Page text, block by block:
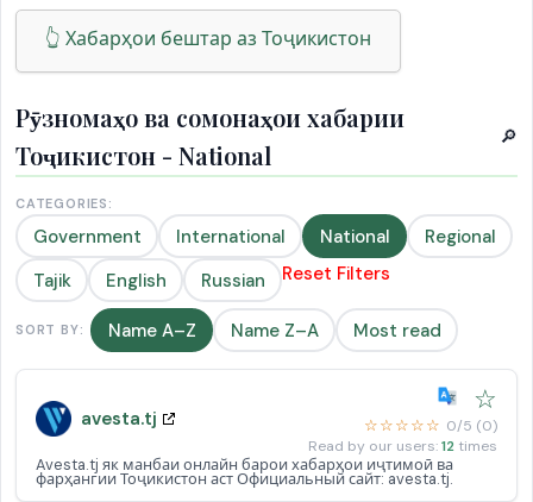
👆 Хабарҳои бештар аз Тоҷикистон
Рӯзномаҳо ва сомонаҳои хабарии
Тоҷикистон - National
🔎
CATEGORIES:
Government International National
Regional
Tajik
English Russian Reset Filters
SORT BY: Name A–Z Name Z–A Most read
avesta.tj
☆
☆☆☆☆☆ 0/5 (0)
Read by our users:12 times
Avesta.tj як манбаи онлайн барои хабарҳои иҷтимоӣ ва
фарҳангии Тоҷикистон аст Официальный сайт: avesta.tj.